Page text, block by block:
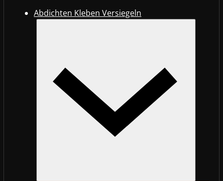
Abdichten Kleben Versiegeln